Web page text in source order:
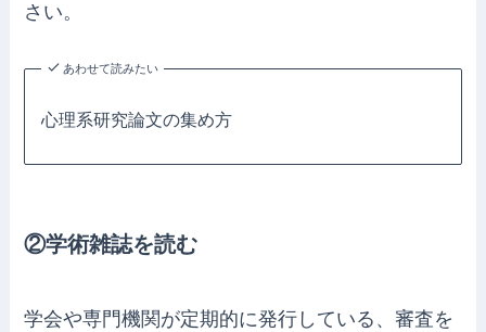
さい。
あわせて読みたい
心理系研究論文の集め方
②学術雑誌を読む
学会や専門機関が定期的に発行している、審査を